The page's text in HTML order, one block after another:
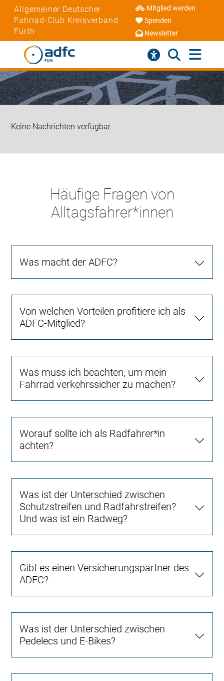
Allgemeiner Deutscher
Fahrrad-Club Kreisverband
Fürth
Mitglied werden
Spenden
Newsletter
Keine Nachrichten verfügbar.
Häufige Fragen von
Alltagsfahrer*innen
Was macht der ADFC?
Von welchen Vorteilen profitiere ich als
ADFC-Mitglied?
Was muss ich beachten, um mein
Fahrrad verkehrssicher zu machen?
Worauf sollte ich als Radfahrer*in
achten?
Was ist der Unterschied zwischen
Schutzstreifen und Radfahrstreifen?
Und was ist ein Radweg?
Gibt es einen Versicherungspartner des
ADFC?
Was ist der Unterschied zwischen
Pedelecs und E-Bikes?